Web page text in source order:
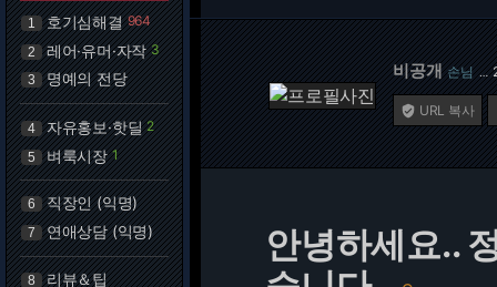
1 호기심해결 964
2 레어·유머·자작 3
3 명예의 전당
4 자유홍보·핫딜 2
5 벼룩시장 1
6 직장인 (익명)
7 연애상담 (익명)
8 리뷰＆팁
비공개 손님 …
 URL 복사
안녕하세요..